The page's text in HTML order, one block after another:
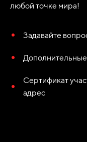
любой точке мира!
Задавайте
Сертификат
адрес